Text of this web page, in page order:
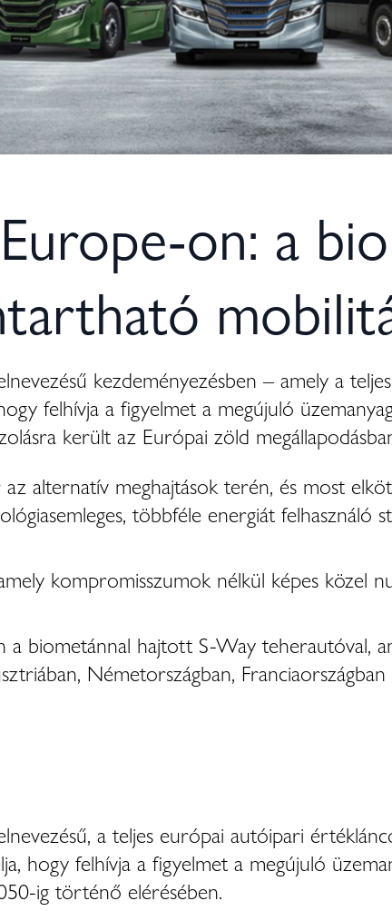
on: a
kezdeményezésben – amely a
felhívja a figyelmet a megújuló
került az Európai zöld
alternatív meghajtások terén, és most
többféle energiát felhasználó
kompromisszumok nélkül képes közel
biometánnal hajtott S-Way teherautóval,
Németországban, Franciaországban
a teljes európai autóipari
hogy felhívja a figyelmet a megújuló
ig történő elérésében.